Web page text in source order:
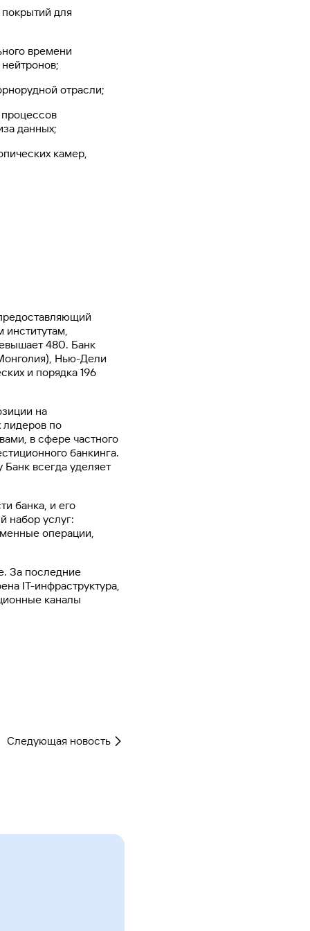
для
времени
отрасли;
данных;
камер,
институтам,
480. Банк
Нью-Дели
и порядка 196
на
лидеров по
в сфере частного
банкинга.
всегда уделяет
банка, и его
набор услуг:
операции,
За последние
IT-инфраструктура,
каналы
Следующая новость